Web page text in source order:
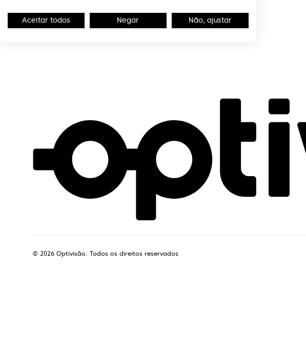
© 2026 Optivisão. Todos os direitos reservados
Aceitar todos Negar Não, ajustar